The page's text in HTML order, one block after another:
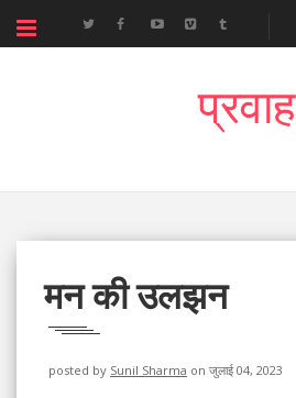
प्रवाह
मन की उलझन
posted by Sunil Sharma on जुलाई 04, 2023